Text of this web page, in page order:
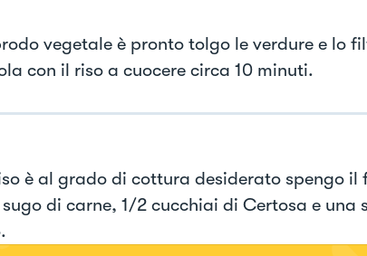
vegetale è pronto tolgo le verdure e lo
con il riso a cuocere circa 10 minuti.
è al grado di cottura desiderato spengo il
di carne, 1/2 cucchiai di Certosa e una